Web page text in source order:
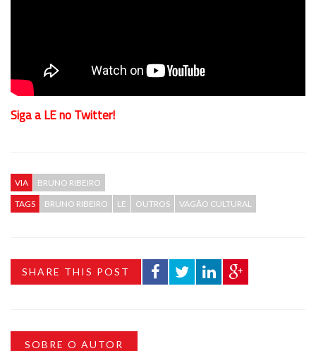
Siga a LE no Twitter!
VIA
BRUNO RIBEIRO
TAGS
BRUNO RIBEIRO LE OUTROS VAGÃO CULTURAL
SHARE THIS POST
SOBRE O AUTOR